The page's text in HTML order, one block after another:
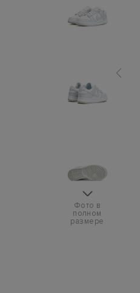
Фото в
полном
размере